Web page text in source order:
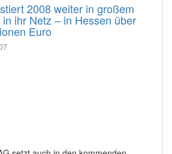
2008 weiter in großem
ihr Netz – in Hessen über
Euro